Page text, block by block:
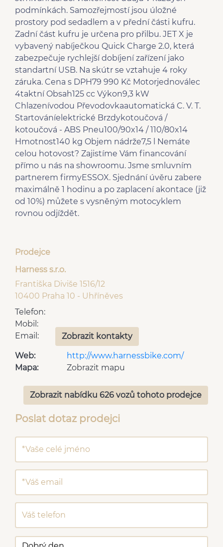
podmínkách. Samozřejmostí jsou úložné
prostory pod sedadlem a v přední části kufru.
Zadní část kufru je určena pro přilbu. JET X je
vybavený nabíječkou Quick Charge 2.0, která
zabezpečuje rychlejší dobíjení zařízení jako
standartní USB. Na skútr se vztahuje 4 roky
záruka. Cena s DPH79 990 Kč Motorjednoválec
4taktní Obsah125 cc Výkon9,3 kW
Chlazenívodou Převodovkaautomatická C. V. T.
Startováníelektrické Brzdykotoučová /
kotoučová - ABS Pneu100/90x14 / 110/80x14
Hmotnost140 kg Objem nádrže7,5 l Nemáte
celou hotovost? Zajistíme Vám financování
přímo u nás na showroomu. Jsme smluvním
partnerem firmyESSOX. Sjednání úvěru zabere
maximálně 1 hodinu a po zaplacení akontace (již
od 10%) můžete s vysněným motocyklem
rovnou odjíždět.
Prodejce
Harness s.r.o.
Františka Diviše 1516/12
10400 Praha 10 - Uhříněves
Telefon:
Mobil:
Email:
Zobrazit kontakty
Web:
http://www.harnessbike.com/
Mapa:
Zobrazit mapu
Zobrazit nabídku 626 vozů tohoto prodejce
Poslat dotaz prodejci